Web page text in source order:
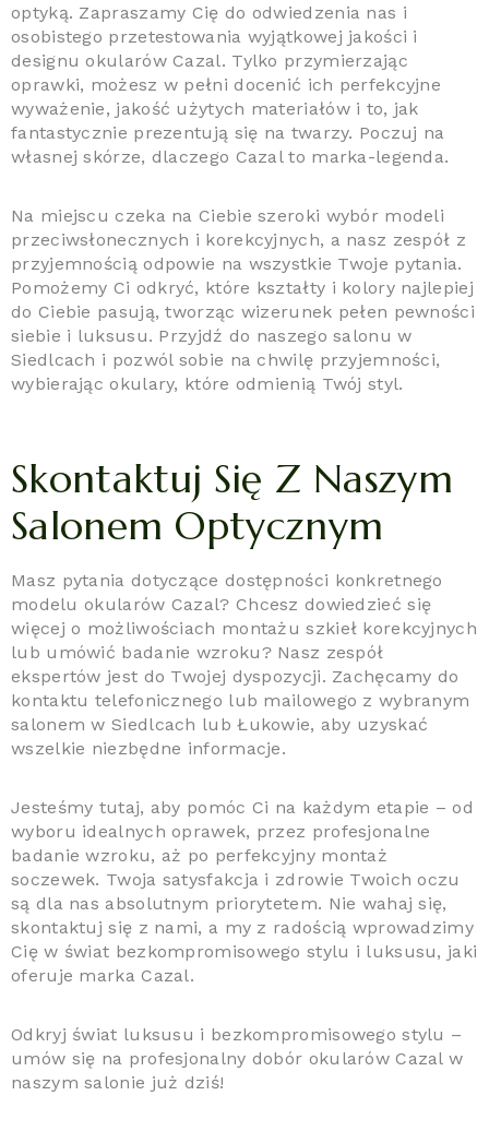
optyką. Zapraszamy Cię do odwiedzenia nas i
osobistego przetestowania wyjątkowej jakości i
designu okularów Cazal. Tylko przymierzając
oprawki, możesz w pełni docenić ich perfekcyjne
wyważenie, jakość użytych materiałów i to, jak
fantastycznie prezentują się na twarzy. Poczuj na
własnej skórze, dlaczego Cazal to marka-legenda.
Na miejscu czeka na Ciebie szeroki wybór modeli
przeciwsłonecznych i korekcyjnych, a nasz zespół z
przyjemnością odpowie na wszystkie Twoje pytania.
Pomożemy Ci odkryć, które kształty i kolory najlepiej
do Ciebie pasują, tworząc wizerunek pełen pewności
siebie i luksusu. Przyjdź do naszego salonu w
Siedlcach i pozwól sobie na chwilę przyjemności,
wybierając okulary, które odmienią Twój styl.
Skontaktuj Się Z Naszym
Salonem Optycznym
Masz pytania dotyczące dostępności konkretnego
modelu okularów Cazal? Chcesz dowiedzieć się
więcej o możliwościach montażu szkieł korekcyjnych
lub umówić badanie wzroku? Nasz zespół
ekspertów jest do Twojej dyspozycji. Zachęcamy do
kontaktu telefonicznego lub mailowego z wybranym
salonem w Siedlcach lub Łukowie, aby uzyskać
wszelkie niezbędne informacje.
Jesteśmy tutaj, aby pomóc Ci na każdym etapie – od
wyboru idealnych oprawek, przez profesjonalne
badanie wzroku, aż po perfekcyjny montaż
soczewek. Twoja satysfakcja i zdrowie Twoich oczu
są dla nas absolutnym priorytetem. Nie wahaj się,
skontaktuj się z nami, a my z radością wprowadzimy
Cię w świat bezkompromisowego stylu i luksusu, jaki
oferuje marka Cazal.
Odkryj świat luksusu i bezkompromisowego stylu –
umów się na profesjonalny dobór okularów Cazal w
naszym salonie już dziś!